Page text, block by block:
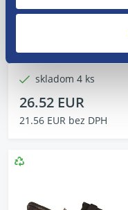
Výrobca: FAST
skladom 4 ks
26.52 EUR
21.56 EUR bez DPH